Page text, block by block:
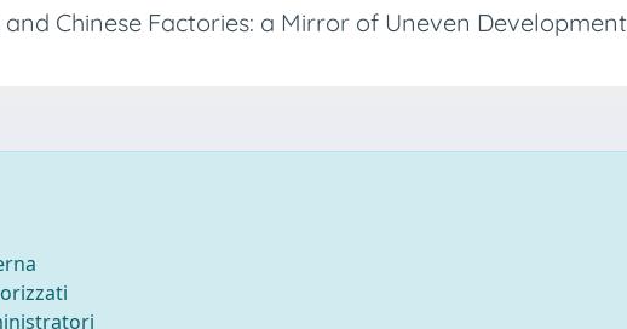
Chinese Factories: a Mirror of Uneven Development